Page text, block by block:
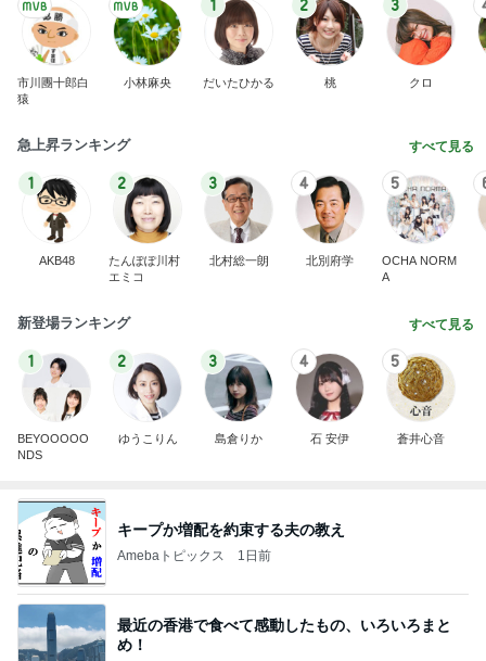
市川團十郎白
猿
小林麻央
1
だいたひかる
2
桃
3
クロ
急上昇ランキング すべて見る
1
AKB48
2
たんぽぽ川村
エミコ
3
北村総一朗
4
北別府学
5
OCHA NORM
A
新登場ランキング すべて見る
1
BEYOOOOO
NDS
2
ゆうこりん
3
島倉りか
4
石 安伊
5
蒼井心音
キープか増配を約束する夫の教え
Amebaトピックス 1日前
最近の香港で食べて感動したもの、いろいろまと
め！